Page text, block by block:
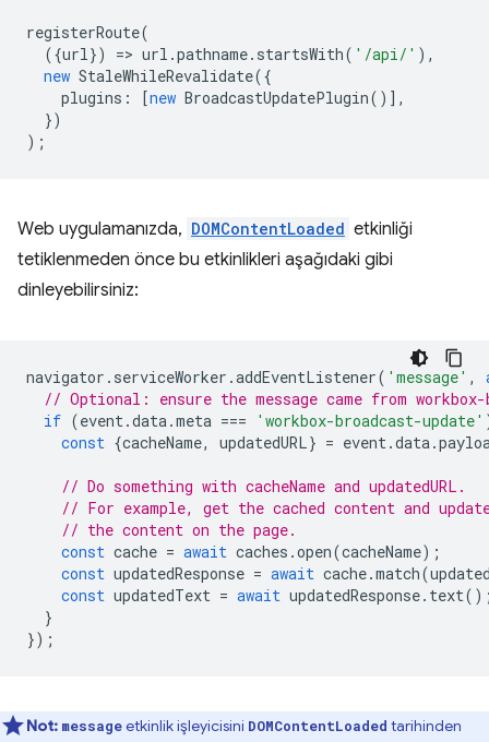
registerRoute(
({url}) => url .pathname. startsWith( '/api/' ),
new StaleWhileRevalidate({
plugins : [new BroadcastUpdatePlugin()],
})
);
Web uygulamanızda, DOMContentLoaded etkinliği
tetiklenmeden önce bu etkinlikleri aşağıdaki gibi
dinleyebilirsiniz:
navigator . serviceWorker .addEventListener( 'message' ,
// Optional: ensure the message came from workbox-
if (event.data.meta === 'workbox-broadcast-update'
const {cacheName, updatedURL} = event.data.
// Do something with cacheName and updatedURL.
// For example, get the cached content and
// the content on the page.
const cache = await caches .open(cacheName);
const updatedResponse = await cache.match(
const updatedText = await updatedResponse. text
}
});
Not: messageetkinlik işleyicisini DOMContentLoaded tarihinden